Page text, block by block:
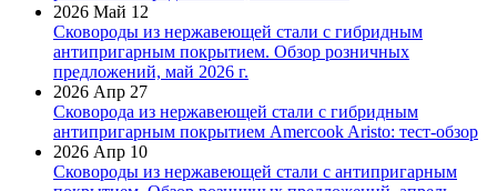
2026 Май 12
Сковороды из нержавеющей стали с гибридным
антипригарным покрытием. Обзор розничных
предложений, май 2026 г.
2026 Апр 27
Сковорода из нержавеющей стали с гибридным
антипригарным покрытием Amercook Aristo: тест-обзор
2026 Апр 10
Сковороды из нержавеющей стали с антипригарным